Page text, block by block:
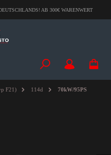
AB 300€ WARENWERT
F21) 114d 70kW/95PS